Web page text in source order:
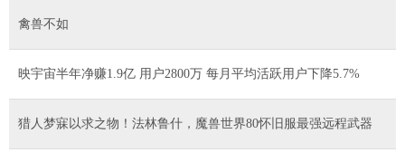
禽兽不如
映宇宙半年净赚1.9亿 用户2800万 每月平均活跃用户下降5.7%
猎人梦寐以求之物！法林鲁什，魔兽世界80怀旧服最强远程武器